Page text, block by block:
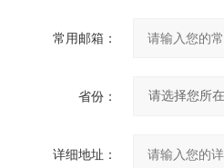
常用邮箱：
省份：
详细地址：